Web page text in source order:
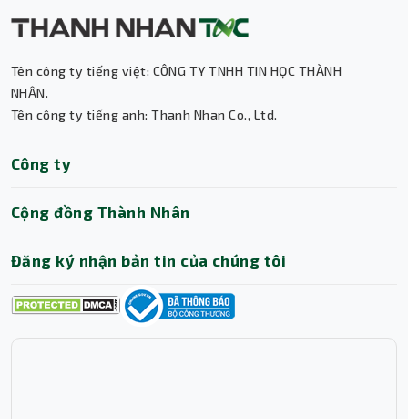
Tên công ty tiếng việt: CÔNG TY TNHH TIN HỌC THÀNH
NHÂN.
Tên công ty tiếng anh: Thanh Nhan Co., Ltd.
Công ty
Cộng đồng Thành Nhân
Đăng ký nhận bản tin của chúng tôi